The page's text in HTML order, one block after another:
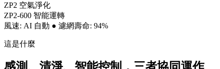
ZP2 空氣淨化
ZP2-600 智能運轉
風速: AI 自動 ● 濾網壽命: 94%
這是什麼